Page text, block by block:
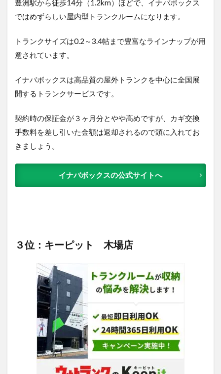
豊洲駅から徒歩14分（1.2km）ほどで、イナバボックス
ではめずらしい屋内型トランクルームになります。
トランクサイズは0.2～3.4帖まで豊富なラインナップが用
意されています。
イナバボックスは高品質の屋外トランクを中心に全国展
開するトランクサービスです。
契約時の保証金が３ヶ月分とやや高めですが、カギ交換
手数料を差し引いた金額は返却されるので頭に入れてお
きましょう。
イナバボックスの公式サイトへ
３位：キーピット 木場店